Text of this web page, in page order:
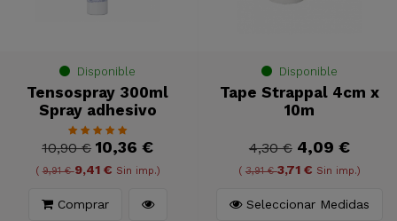
Disponible
Tensospray 300ml
Spray adhesivo
10,90 € 10,36 €
(9,91 €9,41 € Sin imp.)
Comprar
Disponible
Tape Strappal 4cm x
10m
4,30 € 4,09 €
( 3,91 €3,71 € Sin imp.)
Seleccionar Medidas